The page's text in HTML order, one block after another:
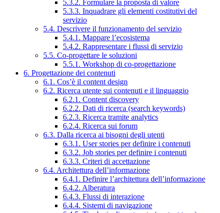
5.3.2. Formulare la proposta di valore
5.3.3. Inquadrare gli elementi costitutivi del
servizio
5.4. Descrivere il funzionamento del servizio
5.4.1. Mappare l’ecosistema
5.4.2. Rappresentare i flussi di servizio
5.5. Co-progettare le soluzioni
5.5.1. Workshop di co-progettazione
6. Progettazione dei contenuti
6.1. Cos’è il content design
6.2. Ricerca utente sui contenuti e il linguaggio
6.2.1. Content discovery
6.2.2. Dati di ricerca (search keywords)
6.2.3. Ricerca tramite analytics
6.2.4. Ricerca sui forum
6.3. Dalla ricerca ai bisogni degli utenti
6.3.1. User stories per definire i contenuti
6.3.2. Job stories per definire i contenuti
6.3.3. Criteri di accettazione
6.4. Architettura dell’informazione
6.4.1. Definire l’architettura dell’informazione
6.4.2. Alberatura
6.4.3. Flussi di interazione
6.4.4. Sistemi di navigazione